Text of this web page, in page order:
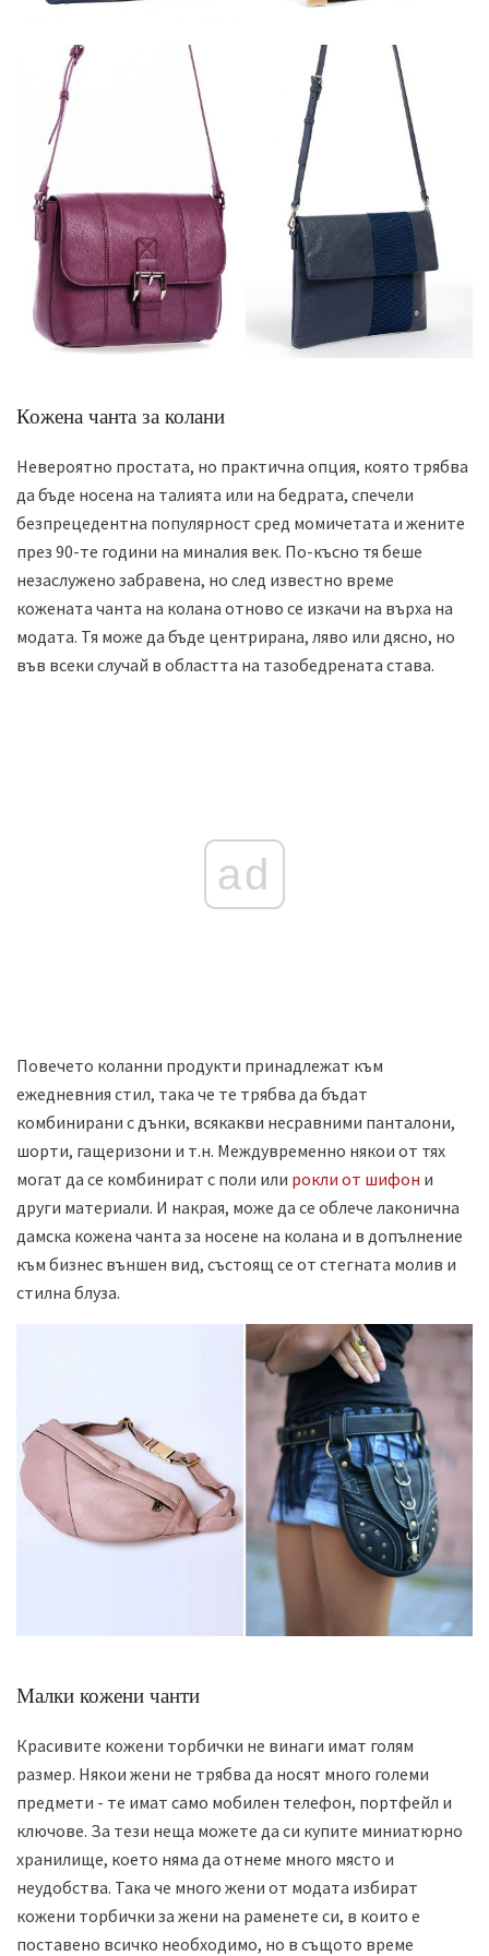
Кожена чанта за колани
Невероятно простата, но практична опция, която трябва
да бъде носена на талията или на бедрата, спечели
безпрецедентна популярност сред момичетата и жените
през 90-те години на миналия век. По-късно тя беше
незаслужено забравена, но след известно време
кожената чанта на колана отново се изкачи на върха на
модата. Тя може да бъде центрирана, ляво или дясно, но
във всеки случай в областта на тазобедрената става.
ad
Повечето коланни продукти принадлежат към
ежедневния стил, така че те трябва да бъдат
комбинирани с дънки, всякакви несравними панталони,
шорти, гащеризони и т.н. Междувременно някои от тях
могат да се комбинират с поли или рокли от шифон и
други материали. И накрая, може да се облече лаконична
дамска кожена чанта за носене на колана и в допълнение
към бизнес външен вид, състоящ се от стегната молив и
стилна блуза.
Малки кожени чанти
Красивите кожени торбички не винаги имат голям
размер. Някои жени не трябва да носят много големи
предмети - те имат само мобилен телефон, портфейл и
ключове. За тези неща можете да си купите миниатюрно
хранилище, което няма да отнеме много място и
неудобства. Така че много жени от модата избират
кожени торбички за жени на раменете си, в които е
поставено всичко необходимо, но в същото време